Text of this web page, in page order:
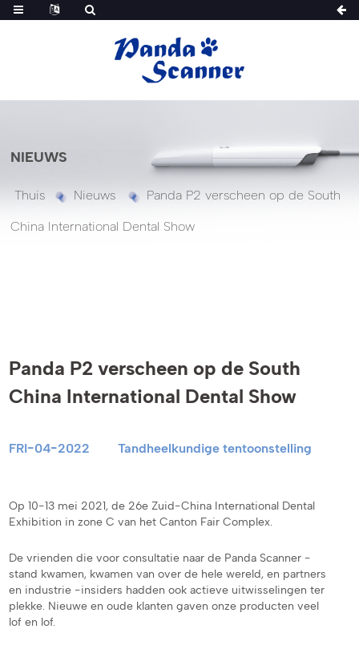
NIEUWS
Thuis Nieuws Panda P2 verscheen op de South
China International Dental Show
Panda P2 verscheen op de South
China International Dental Show
FRI-04-2022 Tandheelkundige tentoonstelling
Op 10-13 mei 2021, de 26e Zuid-China International Dental
Exhibition in zone C van het Canton Fair Complex.
De vrienden die voor consultatie naar de Panda Scanner -
stand kwamen, kwamen van over de hele wereld, en partners
en industrie -insiders hadden ook actieve uitwisselingen ter
plekke. Nieuwe en oude klanten gaven onze producten veel
lof en lof.